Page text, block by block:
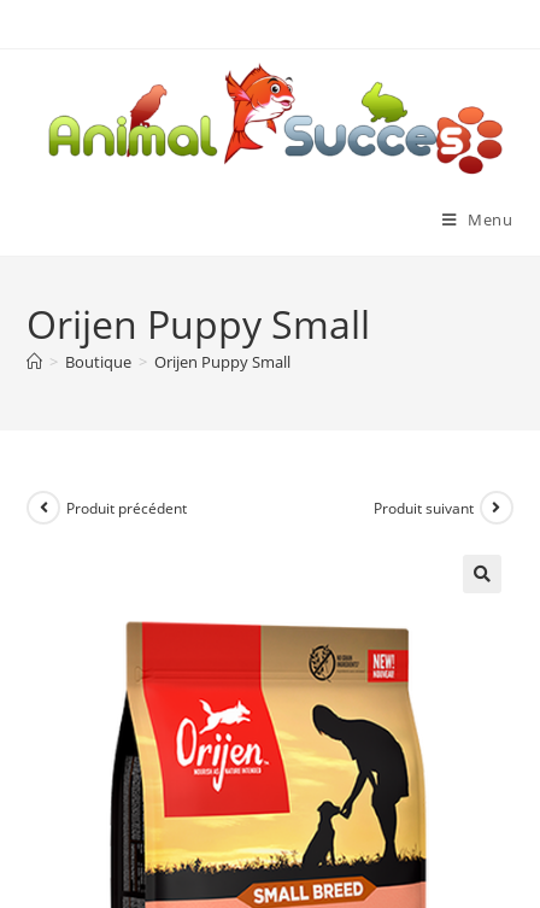
Menu
Orijen Puppy Small
> Boutique > Orijen Puppy Small
Produit précédent Produit suivant